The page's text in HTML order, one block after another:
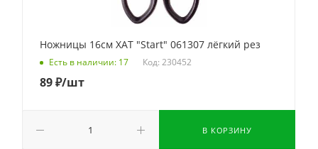
Ножницы 16см ХАТ "Start" 061307 лёгкий рез
Есть в наличии: 17 Код: 230452
89₽/шт
В КОРЗИНУ